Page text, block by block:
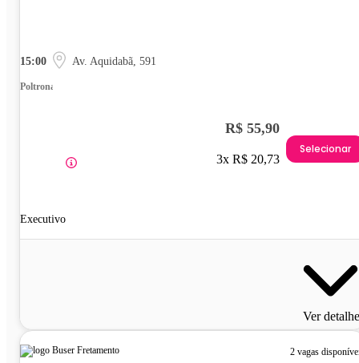
15:00 Av. Aquidabã, 591
Poltrona
Executivo
R$ 55,90
3x R$ 20,73
Selecionar
Ver
2 vagas